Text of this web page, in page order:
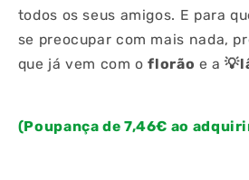
todos os seus amigos. E para
se preocupar com mais nada,
que já vem com oflorão e a💡
(Poupança de 7,46€ ao